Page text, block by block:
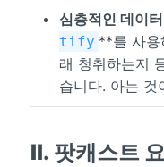
심층적인 데이
tify **를 사용
래 청취하는지
습니다. 아는 것
II. 팟캐스트